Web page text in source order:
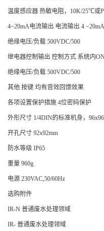
温度感应器 热敏电阻，10K/25℃或
4~20mA电流输出 电流输出 4
绝缘电压/负载 500VDC/500
继电器控制输出 控制方式 系统内
绝缘电压/负载 500VDC/500
其他 按键 均有音效回馈效果
各项设置保护措施 4位密码保护
外形尺寸 1/4DIN的标准机身，
开孔尺寸 92x92mm
防水等级 IP65
重量 960g
电源 230VAC,50/60Hz
选购附件
IR-N 普通废水处理领域
IR- 普通废水处理领域